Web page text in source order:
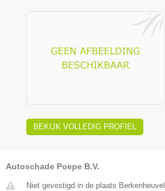
BEKIJK VOLLEDIG PROFIEL
Autoschade Poepe B.V.
Niet gevestigd in de plaats